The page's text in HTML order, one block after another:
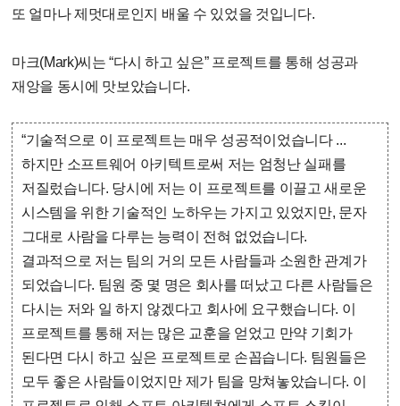
또 얼마나 제멋대로인지 배울 수 있었을 것입니다.
마크(Mark)씨는 “다시 하고 싶은” 프로젝트를 통해 성공과
재앙을 동시에 맛보았습니다.
“기술적으로 이 프로젝트는 매우 성공적이었습니다 ...
하지만 소프트웨어 아키텍트로써 저는 엄청난 실패를
저질렀습니다. 당시에 저는 이 프로젝트를 이끌고 새로운
시스템을 위한 기술적인 노하우는 가지고 있었지만, 문자
그대로 사람을 다루는 능력이 전혀 없었습니다.
결과적으로 저는 팀의 거의 모든 사람들과 소원한 관계가
되었습니다. 팀원 중 몇 명은 회사를 떠났고 다른 사람들은
다시는 저와 일 하지 않겠다고 회사에 요구했습니다. 이
프로젝트를 통해 저는 많은 교훈을 얻었고 만약 기회가
된다면 다시 하고 싶은 프로젝트로 손꼽습니다. 팀원들은
모두 좋은 사람들이었지만 제가 팀을 망쳐놓았습니다. 이